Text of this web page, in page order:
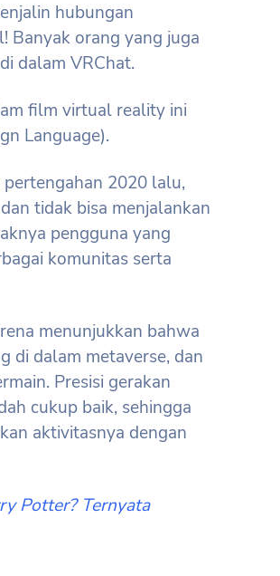
hubungan
Banyak orang yang juga
dalam VRChat.
film virtual reality ini
Language).
2020 lalu,
tidak bisa menjalankan
pengguna yang
komunitas serta
menunjukkan bahwa
di dalam metaverse, dan
Presisi gerakan
cukup baik, sehingga
aktivitasnya dengan
Potter? Ternyata